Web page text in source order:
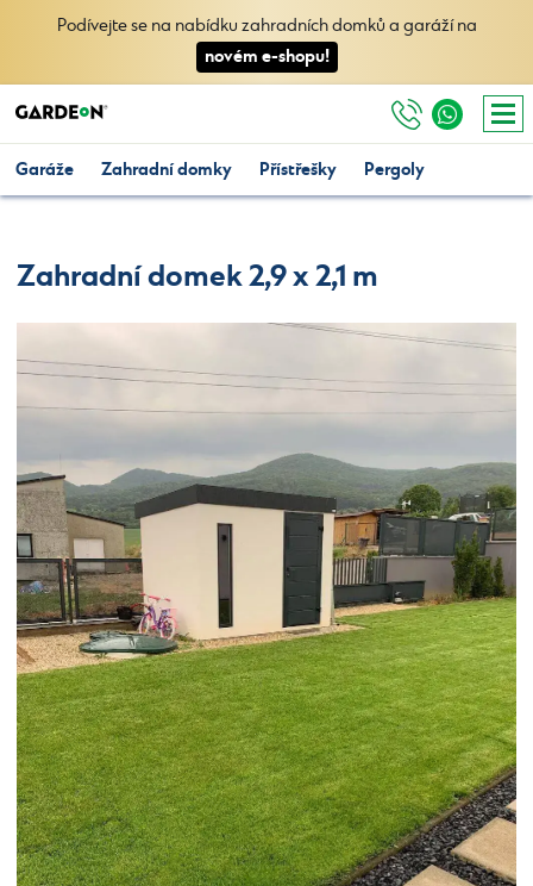
Podívejte se na nabídku zahradních domků a garáží na
novém e-shopu!
Garáže Zahradní domky Přístřešky Pergoly
Zahradní domek 2,9 x 2,1 m